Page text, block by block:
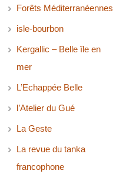
Forêts Méditerranéennes
isle-bourbon
Kergallic – Belle île en
mer
L’Echappée Belle
l’Atelier du Gué
La Geste
La revue du tanka
francophone